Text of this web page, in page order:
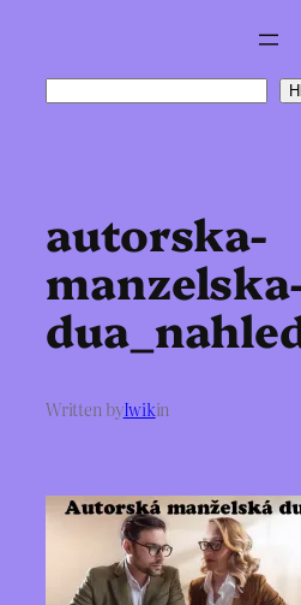
autorska-
Written byIwikin